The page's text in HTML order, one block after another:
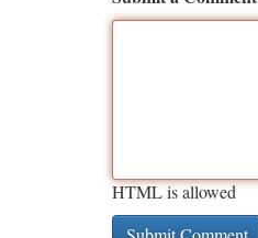
HTML is allowed